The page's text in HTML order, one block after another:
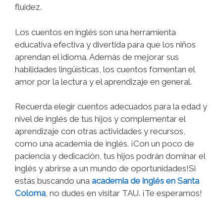
fluidez.
Los cuentos en inglés son una herramienta
educativa efectiva y divertida para que los niños
aprendan el idioma. Además de mejorar sus
habilidades lingüísticas, los cuentos fomentan el
amor por la lectura y el aprendizaje en general.
Recuerda elegir cuentos adecuados para la edad y
nivel de inglés de tus hijos y complementar el
aprendizaje con otras actividades y recursos,
como una academia de inglés. ¡Con un poco de
paciencia y dedicación, tus hijos podrán dominar el
inglés y abrirse a un mundo de oportunidades!Si
estás buscando una academia de inglés en Santa
Coloma, no dudes en visitar TAU. ¡Te esperamos!